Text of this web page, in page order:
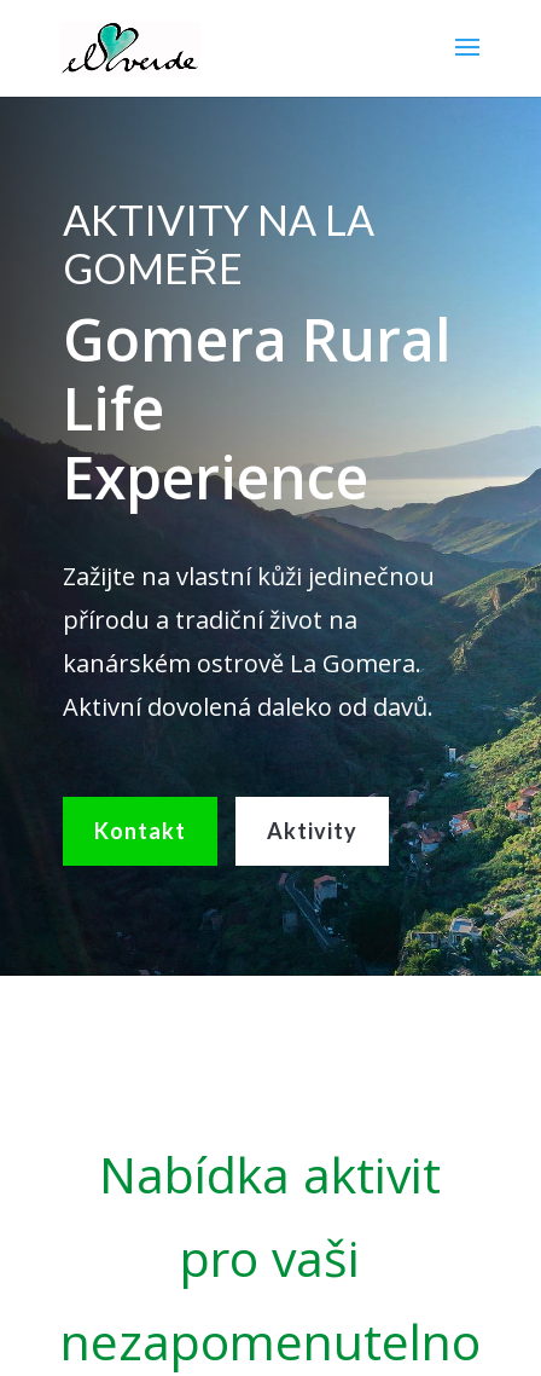
AKTIVITY NA LA
GOMEŘE
Gomera Rural
Life
Experience
Zažijte na vlastní kůži jedinečnou
přírodu a tradiční život na
kanárském ostrově La Gomera.
Aktivní dovolená daleko od davů.
Kontakt Aktivity
Nabídka aktivit
pro vaši
nezapomenutelno